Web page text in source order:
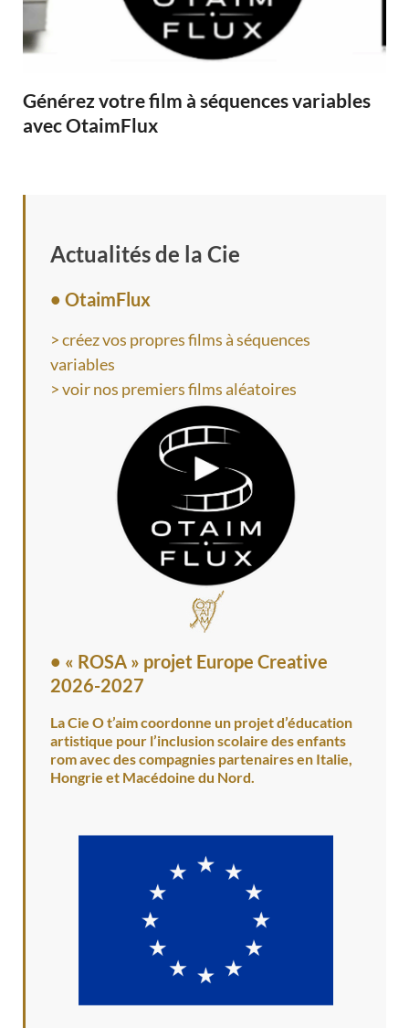
Générez votre film à séquences variables
avec OtaimFlux
Actualités de la Cie
• OtaimFlux
> créez vos propres films à séquences
variables
> voir nos premiers films aléatoires
• « ROSA » projet Europe Creative
2026-2027
La Cie O t’aim coordonne un projet d’éducation
artistique pour l’inclusion scolaire des enfants
rom avec des compagnies partenaires en Italie,
Hongrie et Macédoine du Nord.